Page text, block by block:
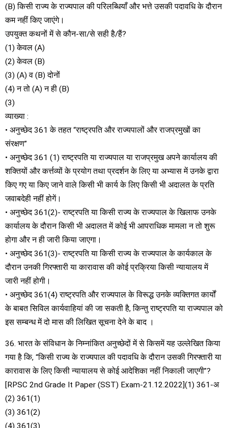
(B) किसी राज्य के राज्यपाल की परिलब्धियाँ और भत्ते उसकी पदावधि के दौरान
कम नहीं किए जाएंगे।
उपयुक्त कथनों में से कौन-सा/से सही है/हैं?
(1) केवल (A)
(2) केवल (B)
(3) (A) व (B) दोनों
(4) न तो (A) न ही (B)
(3)
व्याख्या :
• अनुच्छेद 361 के तहत “राष्ट्रपति और राज्यपालों और राजप्रमुखों का
संरक्षण”
• अनुच्छेद 361 (1) राष्ट्रपति या राज्यपाल या राजप्रमुख अपने कार्यालय की
शक्तियों और कर्त्तव्यों के प्रयोग तथा प्रदर्शन के लिए या अभ्यास में उनके द्वारा
किए गए या किए जाने वाले किसी भी कार्य के लिए किसी भी अदालत के प्रति
जवाबदेही नहीं होगें।
• अनुच्छेद 361(2)- राष्ट्रपति या किसी राज्य के राज्यपाल के खिलाफ उनके
कार्यालय के दौरान किसी भी अदालत में कोई भी आपराधिक मामला न तो शुरू
होगा और न ही जारी किया जाएगा।
• अनुच्छेद 361(3)- राष्ट्रपति या किसी राज्य के राज्यपाल के कार्यकाल के
दौरान उनकी गिरफ्तारी या कारावास की कोई प्रक्रिया किसी न्यायालय में
जारी नहीं होगी।
• अनुच्छेद 361(4) राष्ट्रपति और राज्यपाल के विरूद्ध उनके व्यक्तिगत कार्यों
के बाबत सिविल कार्यवाहियां की जा सकती है, किन्तु राष्ट्रपति या राज्यपाल को
इस सम्बन्ध में दो मास की लिखित सूचना देने के बाद ।
36. भारत के संविधान के निम्नांकित अनुच्छेदों में से किसमें यह उल्लेखित किया
गया है कि, “किसी राज्य के राज्यपाल की पदावधि के दौरान उसकी गिरफ्तारी या
कारावास के लिए किसी न्यायालय से कोई आदेशिका नहीं निकाली जाएगी”?
[RPSC 2nd Grade It Paper (SST) Exam-21.12.2022](1) 361-अ
(2) 361(1)
(3) 361(2)
(4) 361(3)